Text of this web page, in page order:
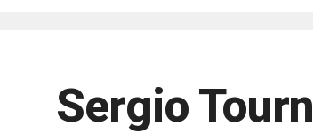
Sergio Tourn